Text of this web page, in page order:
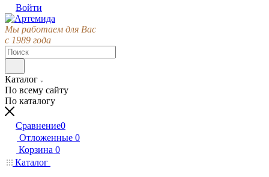
Войти
Мы работаем для Вас
с 1989 года
Каталог
По всему сайту
По каталогу
Сравнение0
Отложенные 0
Корзина 0
Каталог